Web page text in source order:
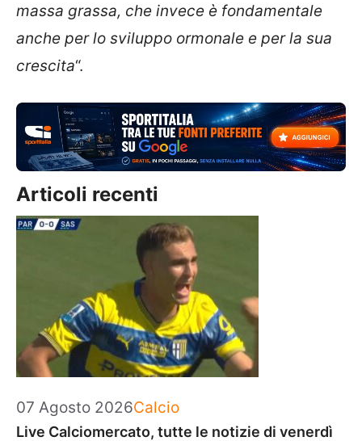
massa grassa, che invece è fondamentale
anche per lo sviluppo ormonale e per la sua
crescita“.
Articoli recenti
07 Agosto 2026Categorie
Calcio
Live Calciomercato, tutte le notizie di venerdì